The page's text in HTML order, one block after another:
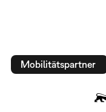
Mobilitätspartner